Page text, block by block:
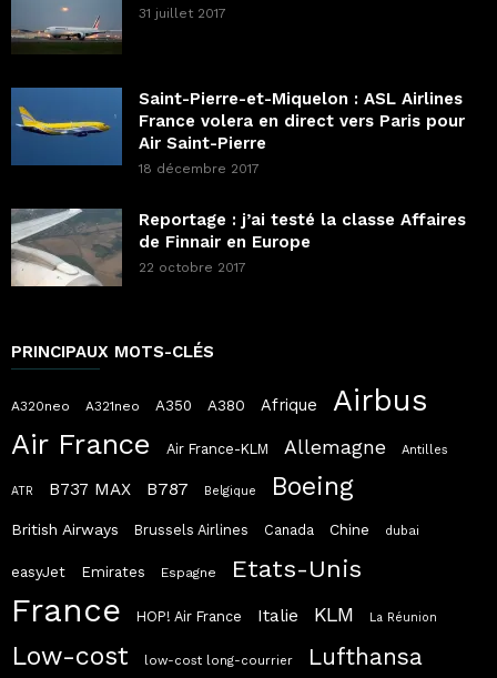
31 juillet 2017
Saint-Pierre-et-Miquelon : ASL Airlines
France volera en direct vers Paris pour
Air Saint-Pierre
18 décembre 2017
Reportage : j’ai testé la classe Affaires
de Finnair en Europe
22 octobre 2017
PRINCIPAUX MOTS-CLÉS
A320neo A321neo A350 A380 Afrique Airbus
Air France Air France-KLM Allemagne Antilles
ATR B737 MAX B787 Belgique Boeing
British Airways Brussels Airlines Canada Chine dubai
easyJet Emirates Espagne Etats-Unis
France HOP! Air France Italie KLM La Réunion
Low-cost low-cost long-courrier Lufthansa